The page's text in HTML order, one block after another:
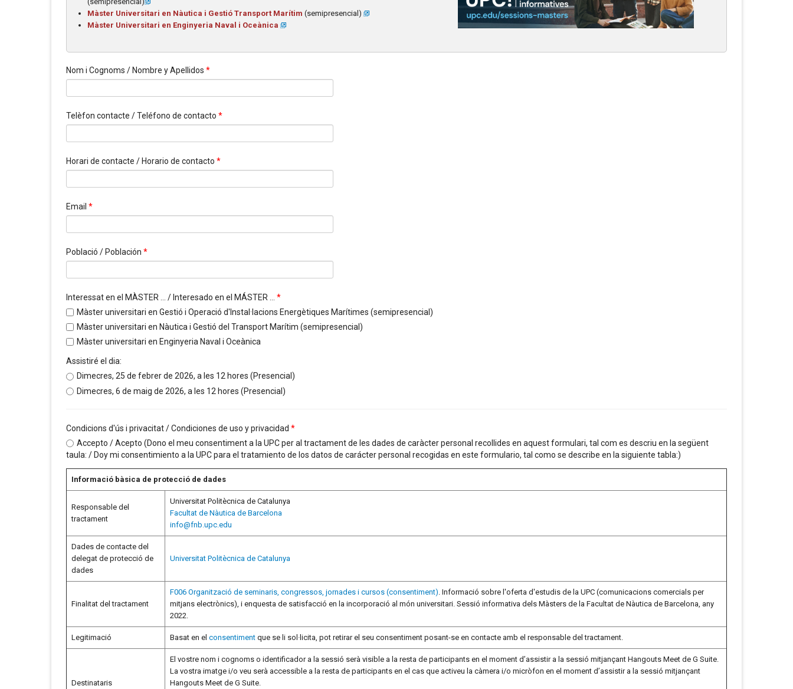
Màster Universitari en Nàutica i Gestió Transport Marítim (semipresencial)
Màster Universitari en Enginyeria Naval i Oceànica
Nom i Cognoms / Nombre y Apellidos *
Telèfon contacte / Teléfono de contacto *
Horari de contacte / Horario de contacto *
Email *
Població / Población *
Interessat en el MÀSTER ... / Interesado en el MÁSTER ... *
Màster universitari en Gestió i Operació d'Instal·lacions Energètiques Marítimes (semipresencial)
Màster universitari en Nàutica i Gestió del Transport Marítim (semipresencial)
Màster universitari en Enginyeria Naval i Oceànica
Assistiré el dia:
Dimecres, 25 de febrer de 2026, a les 12 hores (Presencial)
Dimecres, 6 de maig de 2026, a les 12 hores (Presencial)
Condicions d'ús i privacitat / Condiciones de uso y privacidad *
Accepto / Acepto (Dono el meu consentiment a la UPC per al tractament de les dades de caràcter personal recollides en aquest formulari, tal com es descriu en la següent
taula: / Doy mi consentimiento a la UPC para el tratamiento de los datos de carácter personal recogidas en este formulario, tal como se describe en la siguiente tabla:)
Informació bàsica de protecció de dades
Responsable del
tractament
Universitat Politècnica de Catalunya
Facultat de Nàutica de Barcelona
info@fnb.upc.edu
Dades de contacte del
delegat de protecció de
dades
Universitat Politècnica de Catalunya
Finalitat del tractament
F006 Organització de seminaris, congressos, jornades i cursos (consentiment) . Informació sobre l'oferta d'estudis de la UPC (comunicacions comercials per
mitjans electrònics), i enquesta de satisfacció en la incorporació al món universitari. Sessió informativa dels Màsters de la Facultat de Nàutica de Barcelona, any
2022.
Legitimació Basat en el consentiment que se li sol·licita, pot retirar el seu consentiment posant-se en contacte amb el responsable del tractament.
Destinataris
El vostre nom i cognoms o identificador a la sessió serà visible a la resta de participants en el moment d’assistir a la sessió mitjançant Hangouts Meet de G Suite.
La vostra imatge i/o veu serà accessible a la resta de participants en el cas que activeu la càmera i/o micròfon en el moment d’assistir a la sessió mitjançant
Hangouts Meet de G Suite.